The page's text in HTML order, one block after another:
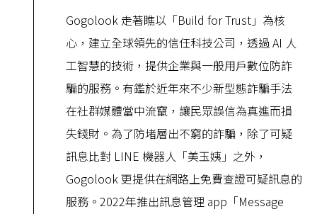
Gogolook 走著瞧以「Build for Trust」為核
心，建立全球領先的信任科技公司，透過 AI 人
工智慧的技術，提供企業與一般用戶數位防詐
騙的服務。有鑑於近年來不少新型態詐騙手法
在社群媒體當中流竄，讓民眾誤信為真進而損
失錢財。為了防堵層出不窮的詐騙，除了可疑
訊息比對 LINE 機器人「美玉姨」之外，
Gogolook 更提供在網路上免費查證可疑訊息的
服務。2022年推出訊息管理 app「Message